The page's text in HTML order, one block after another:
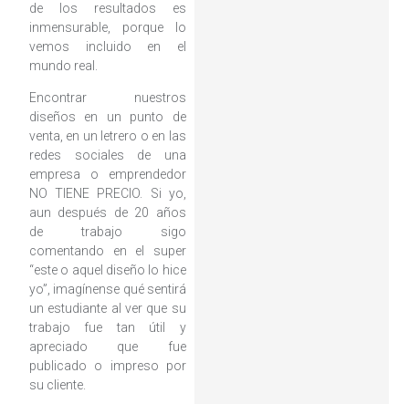
de los resultados es
inmensurable, porque lo
vemos incluido en el
mundo real.
Encontrar nuestros
diseños en un punto de
venta, en un letrero o en las
redes sociales de una
empresa o emprendedor
NO TIENE PRECIO. Si yo,
aun después de 20 años
de trabajo sigo
comentando en el super
“este o aquel diseño lo hice
yo”, imagínense qué sentirá
un estudiante al ver que su
trabajo fue tan útil y
apreciado que fue
publicado o impreso por
su cliente.